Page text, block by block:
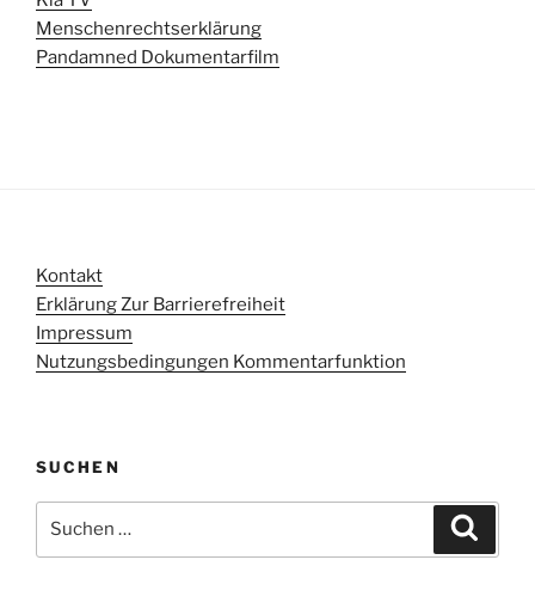
Menschenrechtserklärung
Pandamned Dokumentarfilm
Kontakt
Erklärung Zur Barrierefreiheit
Impressum
Nutzungsbedingungen Kommentarfunktion
SUCHEN
nach: